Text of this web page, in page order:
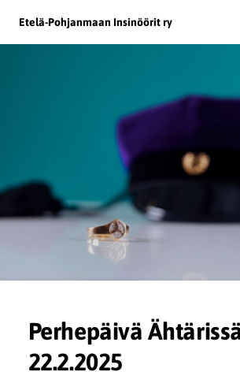
sivun
sisältöön
Etelä-Pohjanmaan Insinöörit ry
Perhepäivä
22.2.2025